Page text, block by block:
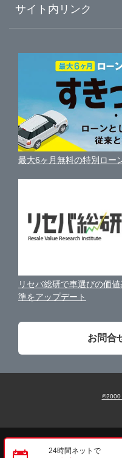
ガリバー上越店
上越・妙高
燕三条・長岡
岐阜県
静岡県
三重県
24時間ネットで
中古車人気ランキング
自動車ローンを調べる
ガリバーの自動車ローン
車買い替えの基礎知識
近くのお店で車を探す
ガリバーの査定が選ばれ
車を売る時よくある質問
便利な査定サービス
中古車買取相場（毎月更
車の個人売買ガイド
車初心者まとめ
新車・中古車カタログ
車の燃費を調べる
車種別クチコミ
車比較サイト
サイト内リンク
サイトマップ
サイトの使用条件
利用規約
保険代理店業務に関する
古物営業法に基づく表示
お客様の声
会社案内
最大6ヶ月無料の特別ロー
リセバ総研で車選びの価値
準をアップデート
お問合
©2000